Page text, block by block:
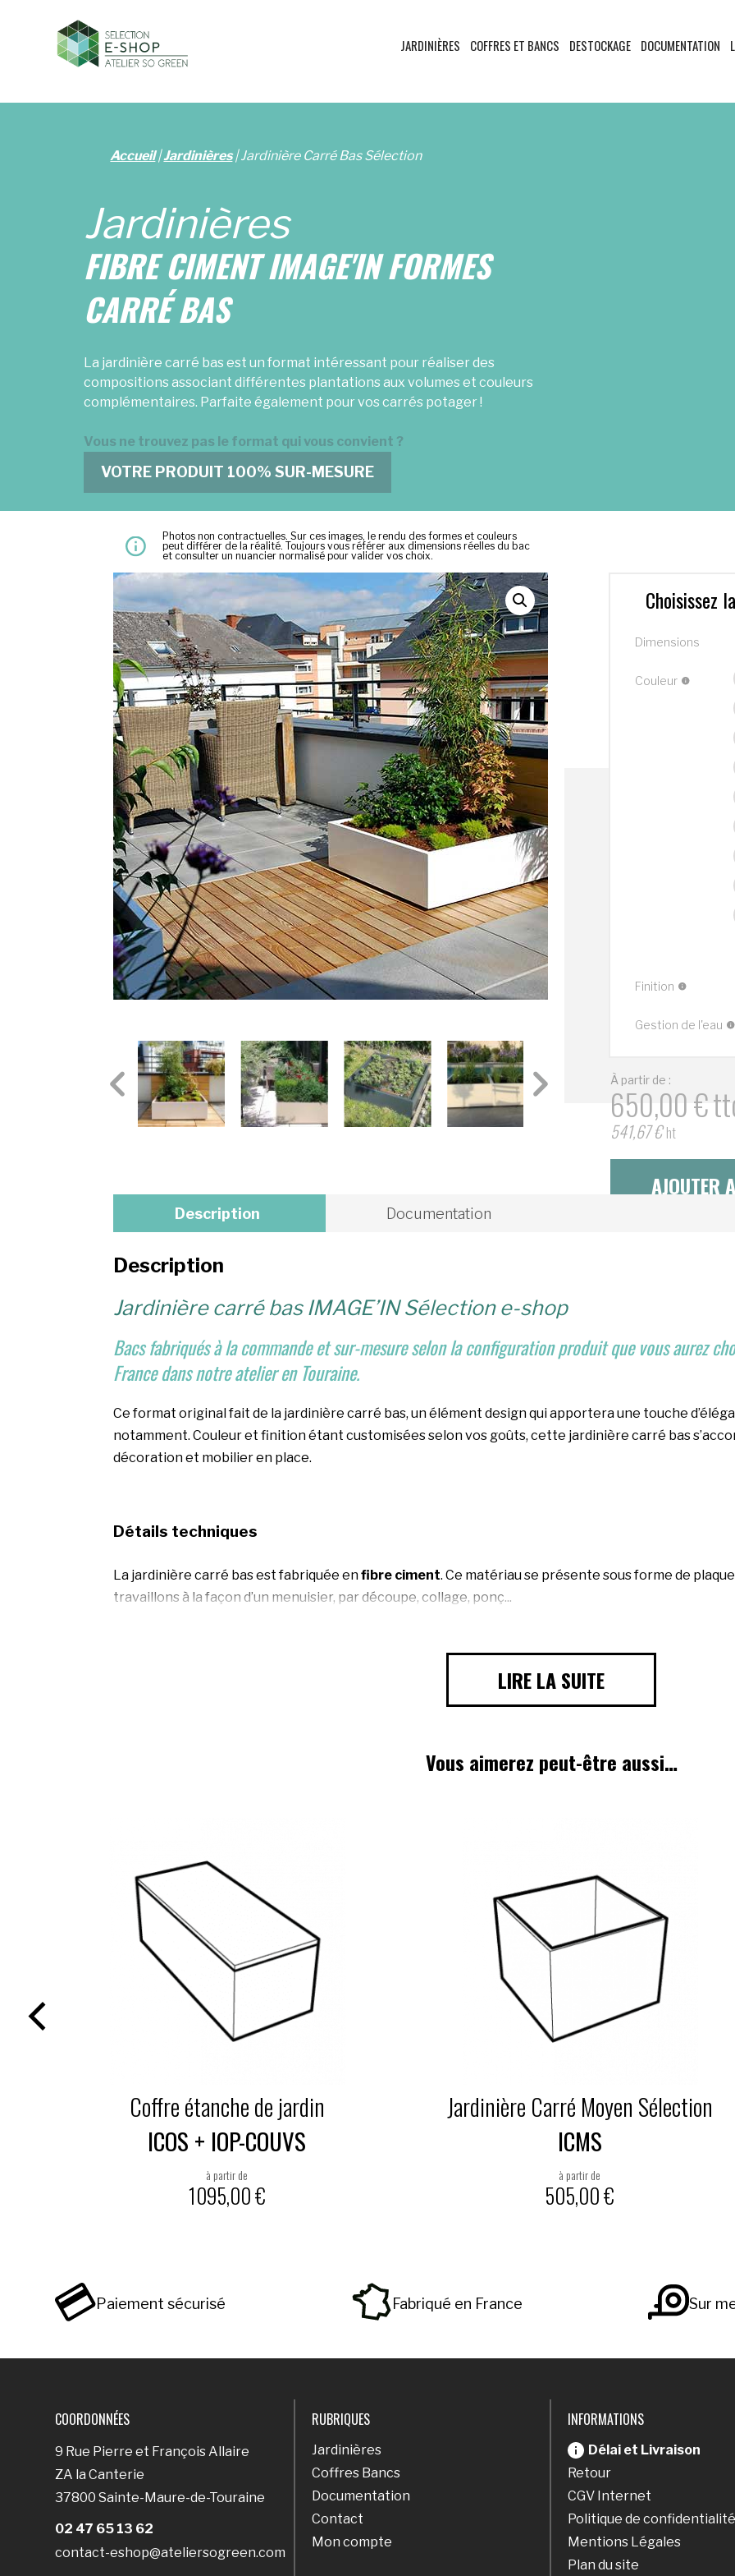
JARDINIÈRES COFFRES ET BANCS DESTOCKAGE DOCUMENTATION
Accueil|Jardinières|Jardinière Carré Bas Sélection
Jardinières
FIBRE CIMENT IMAGE'IN FORMES
CARRÉBAS
La jardinière carré bas est un format intéressant pour réaliser des
compositions associant différentes plantations aux volumes et couleurs
complémentaires. Parfaite également pour vos carrés potager !
Vous ne trouvez pas le format qui vous convient ?
VOTRE PRODUIT 100% SUR-MESURE
Photos non contractuelles. Sur ces images, le rendu des formes et couleurs
peut différer de la réalité. Toujours vous référer aux dimensions réelles du bac
et consulter un nuancier normalisé pour valider vos choix.
Choisissez
Dimensions
Couleur
Finition
Gestion de l'eau
À partir de :
650,00€
541,67€ ht
AJOUTER
Description Documentation
Description
Jardinière carré bas IMAGE’IN Sélection e-shop
Bacs fabriqués à la commande et sur-mesure selon la configuration produit que vous aurez
France dans notre atelier en Touraine.
Ce format original fait de la jardinière carré bas, un élément design qui apportera une touche
notamment. Couleur et finition étant customisées selon vos goûts, cette jardinière carré bas
décoration et mobilier en place.
Détails techniques
La jardinière carré bas est fabriquée enfibre ciment. Ce matériau se présente sous forme de
travaillons à la façon d’un menuisier, par découpe, collage, ponç...
LIRE LA SUITE
Vous aimerez peut-être aussi…
Coffre étanche de jardin
ICOS + IOP-COUVS
1095,00€
Jardinière Carré Moyen Sélection
€
Paiement sécurisé Fabriqué en France Sur
COORDONNÉES
9 Rue Pierre et François Allaire
ZA la Canterie
37800 Sainte-Maure-de-Touraine
02 47 65 13 62
contact-eshop@ateliersogreen.com
RUBRIQUES
Jardinières
Coffres Bancs
Documentation
Contact
Mon compte
INFORMATIONS
Délai et Livraison
Retour
CGV Internet
Politique de confidentialité
Mentions Légales
Plan du site